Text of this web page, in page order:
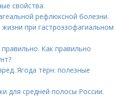
свойства.
рефлюксной болезни.
при гастроэзофагиальном
Как правильно
Ягода тёрн: полезные
для средней полосы России.